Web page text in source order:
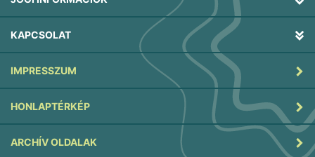
KAPCSOLAT
IMPRESSZUM
HONLAPTÉRKÉP
ARCHÍV OLDALAK